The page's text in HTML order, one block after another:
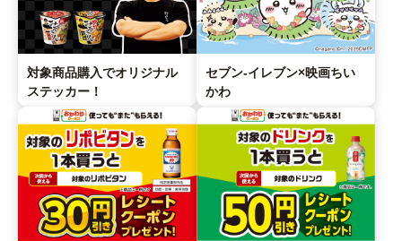
ソフトバンクギフト
対象商品購入でオリジナル
ステッカー！
セブン‐イレブン×映画ちい
かわ